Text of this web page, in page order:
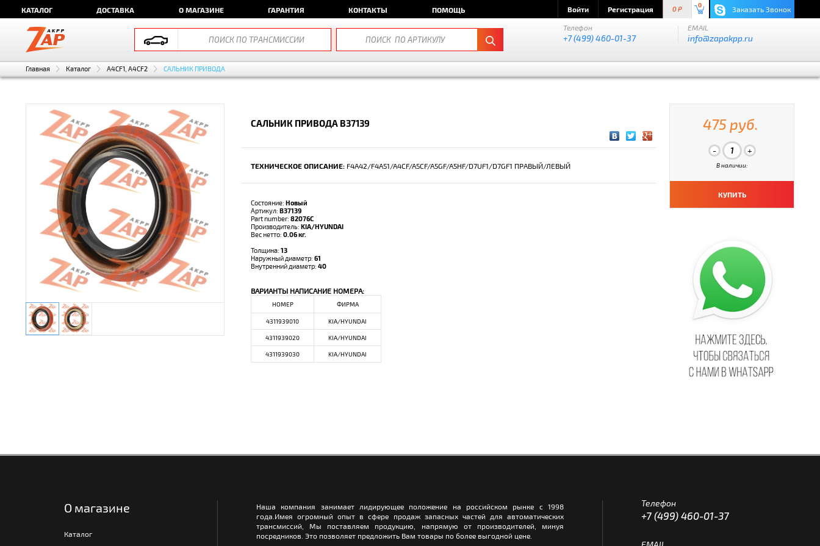
КАТАЛОГ ДОСТАВКА О МАГАЗИНЕ ГАРАНТИЯ КОНТАКТЫ ПОМОЩЬ Войти Регистрация 0 P
0 Заказать Звонок
Телефон
+7 (499) 460-01-37
EMAIL
info@zapakpp.ru
Главная Каталог A4CF1, A4CF2 САЛЬНИК ПРИВОДА
САЛЬНИК ПРИВОДА B37139
ТЕХНИЧЕСКОЕ ОПИСАНИЕ: F4A42/F4A51/A4CF/A5CF/A5GF/A5HF/D7UF1/D7GF1 ПРАВЫЙ/ЛЕВЫЙ
Состояние: Новый
Артикул: B37139
Part number: 82076C
Производитель: KIA/HYUNDAI
Вес нетто: 0.06 кг.
Толщина: 13
Наружный диаметр: 61
Внутренний диаметр: 40
ВАРИАНТЫ НАПИСАНИЕ НОМЕРА:
НОМЕР ФИРМА
4311939010 KIA/HYUNDAI
4311939020 KIA/HYUNDAI
4311939030 KIA/HYUNDAI
475 руб.
В наличии:
КУПИТЬ
О магазине
Каталог
Наша компания занимает лидирующее положение на российском рынке с 1998
года.Имея огромный опыт в сфере продаж запасных частей для автоматических
трансмиссий, Мы поставляем продукцию, напрямую от производителей, минуя
посредников. Это позволяет предложить Вам товары по более выгодной цене.
Телефон
+7 (499) 460-01-37